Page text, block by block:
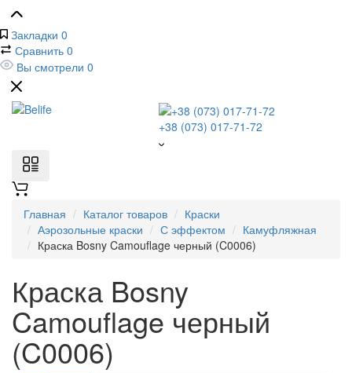
Закладки 0
Сравнить 0
Вы смотрели 0
+38 (073) 017-71-72
Главная Каталог товаров
Краски
Аэрозольные краски
С эффектом
Камуфляжная
Краска Bosny Camouflage черный (C0006)
Краска Bosny
Camouflage черный
(C0006)